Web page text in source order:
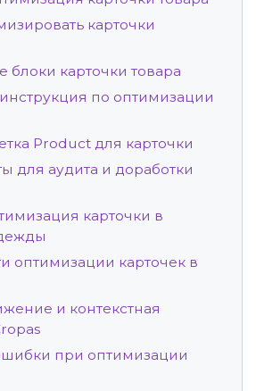
карточки
блоки карточки товара
по оптимизации
Product для карточки
для аудита и доработки
карточки в
оптимизации карточек в
и контекстная
при оптимизации